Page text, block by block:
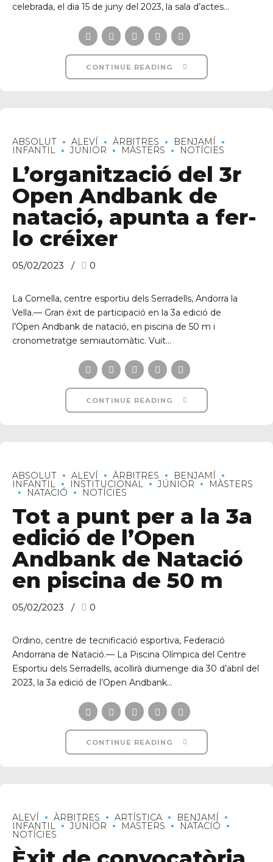
celebrada, el dia 15 de juny del 2023, la sala d’actes...
CONTINUE READING
ABSOLUT ALEVÍ ÀRBITRES BENJAMÍ
INFANTIL JÚNIOR MÀSTERS NOTÍCIES
L’organització del 3r
Open Andbank de
natació, apunta a fer-
lo créixer
05/02/2023 0
La Comella, centre esportiu dels Serradells, Andorra la
Vella.— Gran èxit de participació en la 3a edició de
l’Open Andbank de natació, en piscina de 50 m i
cronometratge semiautomàtic. Vuit...
CONTINUE READING
ABSOLUT ALEVÍ ÀRBITRES BENJAMÍ
INFANTIL INSTITUCIONAL JÚNIOR MÀSTERS
NATACIÓ NOTÍCIES
Tot a punt per a la 3a
edició de l’Open
Andbank de Natació
en piscina de 50 m
05/02/2023 0
Ordino, centre de tecnificació esportiva, Federació
Andorrana de Natació.— La Piscina Olímpica del Centre
Esportiu dels Serradells, acollirà diumenge dia 30 d’abril del
2023, la 3a edició de l’Open Andbank...
CONTINUE READING
ALEVÍ ÀRBITRES ARTÍSTICA BENJAMÍ
INFANTIL JÚNIOR MASTERS NATACIÓ
NOTÍCIES